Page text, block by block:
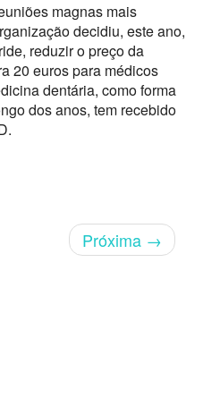
magnas mais
decidiu, este ano,
reduzir o preço da
20 euros para médicos
dentária, como forma
dos anos, tem recebido
Próxima →